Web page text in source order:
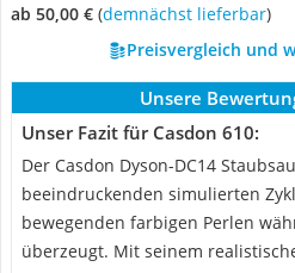
ab 50,00 € ( Demnächst lieferbar)
Preisvergleich und
Unsere
Unser Fazit für Casdon 610:
Der Casdon Dyson-DC14
beeindruckenden simulierten
bewegenden farbigen Perlen
überzeugt. Mit seinem